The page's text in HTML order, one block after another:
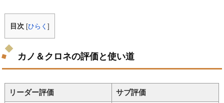
目次 [ひらく]
カノ＆クロネの評価と使い道
リーダー評価 サブ評価